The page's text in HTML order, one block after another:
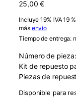
25,00€
Incluye 19% IVA 19
más envío
Tiempo de entrega:
Número de
Kit de repuesto
Piezas de
Disponible para